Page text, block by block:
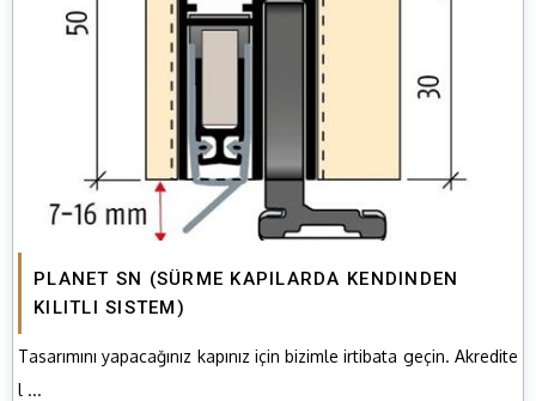
PLANET SN (SÜRME KAPILARDA KENDINDEN
KILITLI SISTEM)
Tasarımını yapacağınız kapınız için bizimle irtibata geçin. Akredite
l ...